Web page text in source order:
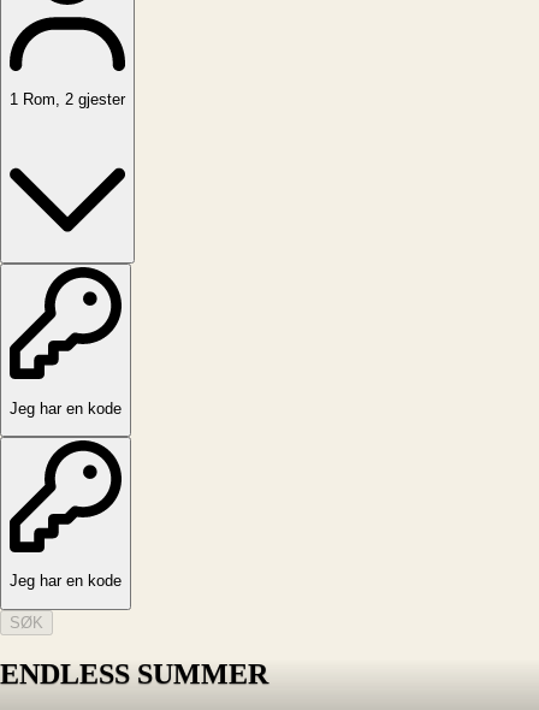
1 Rom, 2 gjester
Jeg har en kode
Jeg har en kode
SØK
ENDLESS SUMMER